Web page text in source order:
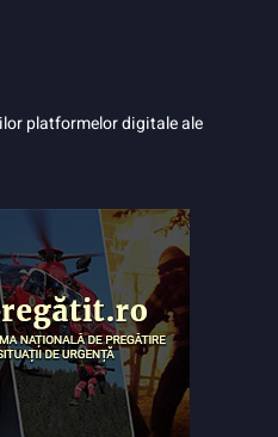
platformelor digitale ale